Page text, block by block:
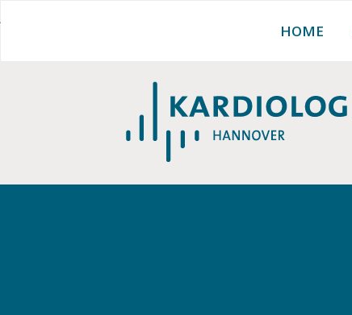
HOME
Absichtserklärung